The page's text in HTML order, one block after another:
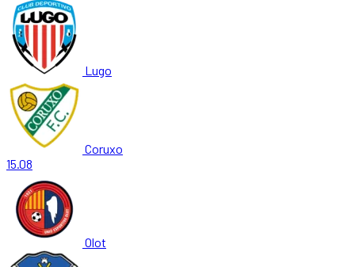
Lugo
Coruxo
15.08
Olot